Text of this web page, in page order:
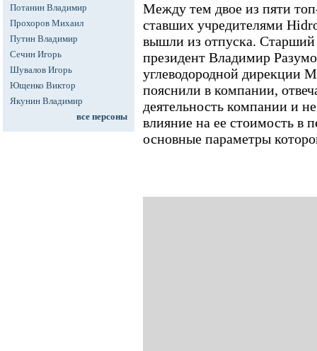
Потанин Владимир
Прохоров Михаил
Путин Владимир
Сечин Игорь
Шувалов Игорь
Ющенко Виктор
Якунин Владимир
все персоны
Между тем двое из пяти
ставших учредителями
вышли из отпуска.
президент Владимир
углеводородной дирекции
пояснили в компании,
деятельность компании и
влияние на ее стоимость в
основные параметры